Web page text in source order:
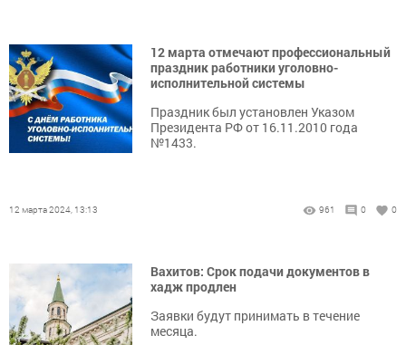
12 марта отмечают профессиональный
праздник работники уголовно-
исполнительной системы
Праздник был установлен Указом
Президента РФ от 16.11.2010 года
№1433.
12 марта 2024, 13:13 961 0 0
Вахитов: Срок подачи документов в
хадж продлен
Заявки будут принимать в течение
месяца.